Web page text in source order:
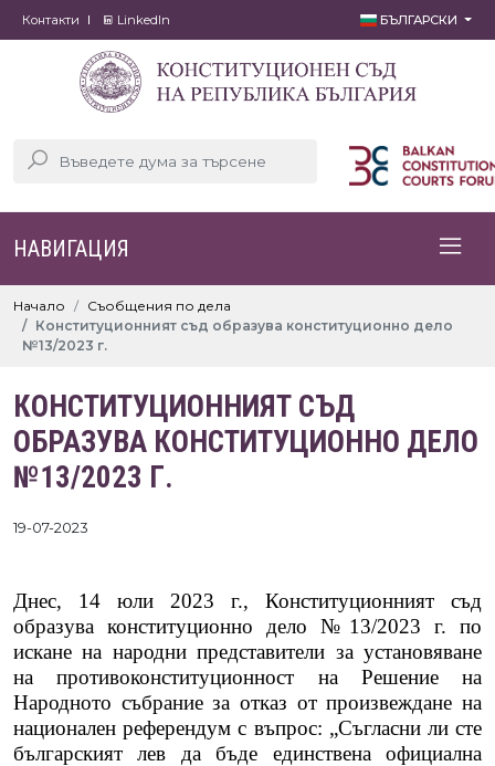
Контакти LinkedIn БЪЛГАРСКИ
НАВИГАЦИЯ
Начало
Съобщения по дела
Конституционният съд образува конституционно дело
№13/2023 г.
КОНСТИТУЦИОННИЯТ СЪД
ОБРАЗУВА КОНСТИТУЦИОННО ДЕЛО
№13/2023 Г.
19-07-2023
Днес, 14 юли 2023 г., Конституционният съд
образува конституционно дело №13/2023 г. по
искане на народни представители за установяване
на противоконституционност на Решение на
Народното събрание за отказ от произвеждане на
национален референдум с въпрос: „Съгласни ли сте
българският лев да бъде единствена официална